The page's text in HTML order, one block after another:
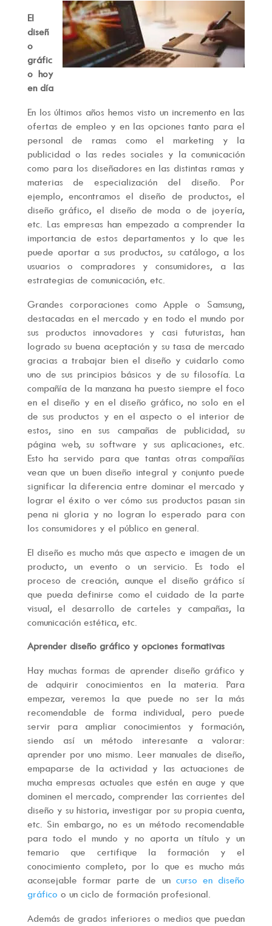
El
diseñ
o
gráfic
o hoy
en día
En los últimos años hemos visto un incremento en las
ofertas de empleo y en las opciones tanto para el
personal de ramas como el marketing y la
publicidad o las redes sociales y la comunicación
como para los diseñadores en las distintas ramas y
materias de especialización del diseño. Por
ejemplo, encontramos el diseño de productos, el
diseño gráfico, el diseño de moda o de joyería,
etc. Las empresas han empezado a comprender la
importancia de estos departamentos y lo que les
puede aportar a sus productos, su catálogo, a los
usuarios o compradores y consumidores, a las
estrategias de comunicación, etc.
Grandes corporaciones como Apple o Samsung,
destacadas en el mercado y en todo el mundo por
sus productos innovadores y casi futuristas, han
logrado su buena aceptación y su tasa de mercado
gracias a trabajar bien el diseño y cuidarlo como
uno de sus principios básicos y de su filosofía. La
compañía de la manzana ha puesto siempre el foco
en el diseño y en el diseño gráfico, no solo en el
de sus productos y en el aspecto o el interior de
estos, sino en sus campañas de publicidad, su
página web, su software y sus aplicaciones, etc.
Esto ha servido para que tantas otras compañías
vean que un buen diseño integral y conjunto puede
significar la diferencia entre dominar el mercado y
lograr el éxito o ver cómo sus productos pasan sin
pena ni gloria y no logran lo esperado para con
los consumidores y el público en general.
El diseño es mucho más que aspecto e imagen de un
producto, un evento o un servicio. Es todo el
proceso de creación, aunque el diseño gráfico sí
que pueda definirse como el cuidado de la parte
visual, el desarrollo de carteles y campañas, la
comunicación estética, etc.
Aprender diseño gráfico y opciones formativas
Hay muchas formas de aprender diseño gráfico y
de adquirir conocimientos en la materia. Para
empezar, veremos la que puede no ser la más
recomendable de forma individual, pero puede
servir para ampliar conocimientos y formación,
siendo así un método interesante a valorar:
aprender por uno mismo. Leer manuales de diseño,
empaparse de la actividad y las actuaciones de
mucha empresas actuales que estén en auge y que
dominen el mercado, comprender las corrientes del
diseño y su historia, investigar por su propia cuenta,
etc. Sin embargo, no es un método recomendable
para todo el mundo y no aporta un título y un
temario que certifique la formación y el
conocimiento completo, por lo que es mucho más
aconsejable formar parte de un curso en diseño
gráfico o un ciclo de formación profesional.
Además de grados inferiores o medios que puedan